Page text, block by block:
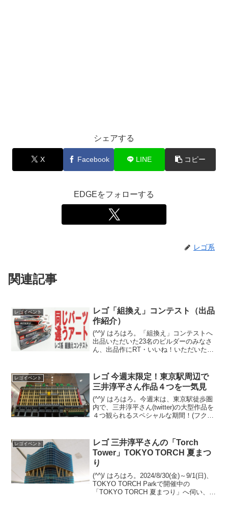
シェアする
X Facebook LINE コピー
EDGEをフォローする
レゴ系
関連記事
レゴイベント
レゴ「組換え」コンテスト（出品
作紹介）
(^^)/ はろはろ。「組換え」コンテストへ
出品いただいた23名のビルダーのみなさ
ん、出品作にRT・いいね！いただいたみ
ます。（敬称略）各画像をクリックいた
だくと、最大...
レゴイベント
レゴ 今週末限定！東京駅周辺で
三井淳平さん作品４つを一気見
(^^)/ はろはろ。今週末は、東京駅徒歩圏
内で、三井淳平さん(twitter)の大型作品を
４つ観られるスペシャルな期間！(フクイ
みてください。以下画像・情報は全て2...
レゴイベント
レゴ 三井淳平さんの「Torch
Tower」TOKYO TORCH 夏まつ
り
(^^)/ はろはろ。2024/8/30(金)～9/1(日)、
TOKYO TORCH Parkで開催中の
「TOKYO TORCH 夏まつり」へ伺い、三